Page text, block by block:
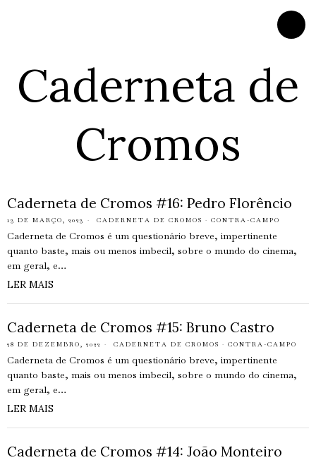
Caderneta de
Cromos
Caderneta de Cromos #16: Pedro Florêncio
13 DE MARÇO, 2023 CADERNETA DE CROMOS · CONTRA-CAMPO
Caderneta de Cromos é um questionário breve, impertinente
quanto baste, mais ou menos imbecil, sobre o mundo do cinema,
em geral, e…
LER MAIS
Caderneta de Cromos #15: Bruno Castro
28 DE DEZEMBRO, 2022 CADERNETA DE CROMOS · CONTRA-CAMPO
Caderneta de Cromos é um questionário breve, impertinente
quanto baste, mais ou menos imbecil, sobre o mundo do cinema,
em geral, e…
LER MAIS
Caderneta de Cromos #14: João Monteiro